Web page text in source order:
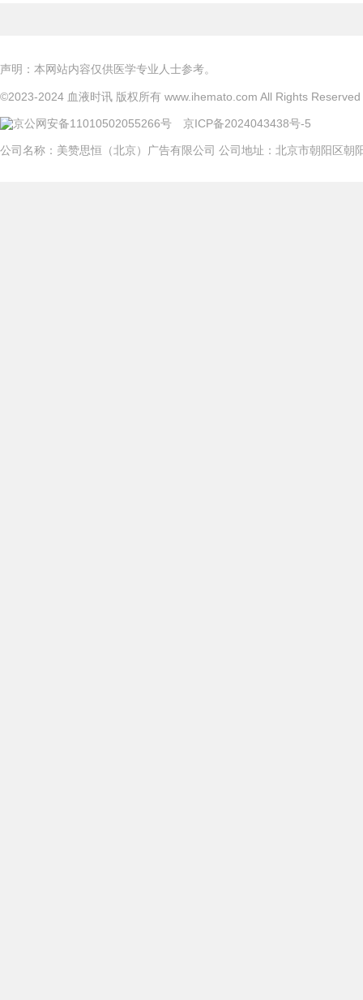
声明：本网站内容仅供医学专业人士参考。
©2023-2024 血液时讯 版权所有 www.ihemato.com All Rights Reserved
京公网安备11010502055266号 京ICP备2024043438号-5
公司名称：美赞思恒（北京）广告有限公司 公司地址：北京市朝阳区